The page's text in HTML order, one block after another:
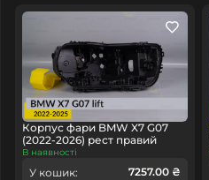
Корпус фари BMW X7 G07
(2022-2026) рест правий
В наявності
У кошик: 7257.00 ₴